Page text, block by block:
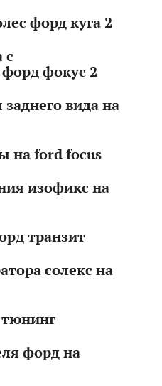
форд куга 2
с
фокус 2
вида на
на ford focus
изофикс на
транзит
солекс на
форд на